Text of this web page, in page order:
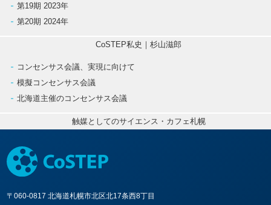
第19期 2023年
第20期 2024年
CoSTEP私史｜杉山滋郎
コンセンサス会議、実現に向けて
模擬コンセンサス会議
北海道主催のコンセンサス会議
触媒としてのサイエンス・カフェ札幌
〒060-0817 北海道札幌市北区北17条西8丁目